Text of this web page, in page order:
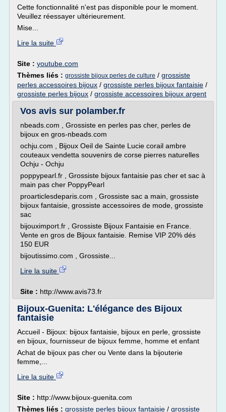
Cette fonctionnalité n'est pas disponible pour le moment.
Veuillez réessayer ultérieurement.
Mise...
Lire la suite
Site : youtube.com
Thèmes liés : grossiste bijoux perles de culture / grossiste
perles accessoires bijoux / grossiste perles bijoux fantaisie /
grossiste perles bijoux / grossiste accessoires bijoux argent
Vos avis sur polamber.fr
nbeads.com , Grossiste en perles pas cher, perles de
bijoux en gros-nbeads.com
ochju.com , Bijoux Oeil de Sainte Lucie corail ambre
couteaux vendetta souvenirs de corse pierres naturelles
Ochju - Ochju
poppypearl.fr , Grossiste bijoux fantaisie pas cher et sac à
main pas cher PoppyPearl
proarticlesdeparis.com , Grossiste sac a main, grossiste
bijoux fantaisie, grossiste accessoires de mode, grossiste
sac
bijouximport.fr , Grossiste Bijoux Fantaisie en France.
Vente en gros de Bijoux fantaisie. Remise VIP 20% dés
150 EUR
bijoutissimo.com , Grossiste...
Lire la suite
Site : http://www.avis73.fr
Bijoux-Guenita: L'élégance des Bijoux
fantaisie
Accueil - Bijoux: bijoux fantaisie, bijoux en perle, grossiste
en bijoux, fournisseur de bijoux femme, homme et enfant
Achat de bijoux pas cher ou Vente dans la bijouterie
femme,...
Lire la suite
Site : http://www.bijoux-guenita.com
Thèmes liés : grossiste perles bijoux fantaisie / grossiste